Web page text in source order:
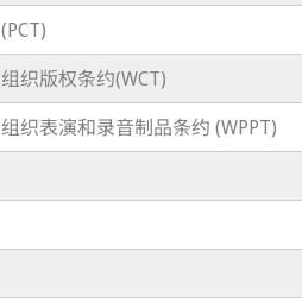
织版权条约(WCT)
织表演和录音制品条约 (WPPT)